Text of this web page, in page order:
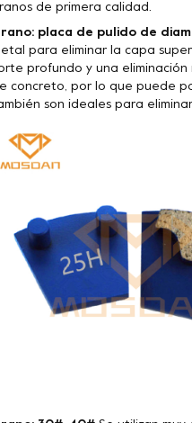
de primera calidad.
placa de pulido de
para eliminar la capa
profundo y una
concreto, por lo que puede
son ideales para